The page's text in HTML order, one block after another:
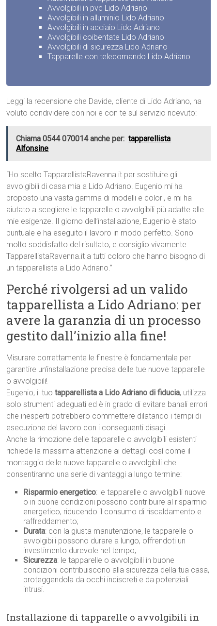
Avvolgibili in pvc Lido Adriano
Avvolgibili in alluminio Lido Adriano
Avvolgibili in acciaio Lido Adriano
Avvolgibili coibentate Lido Adriano
Avvolgibili di sicurezza Lido Adriano
Tapparelle con telecomando Lido Adriano
Leggi la recensione che Davide, cliente di Lido Adriano, ha
voluto condividere con noi e con te sul servizio ricevuto:
Chiama 0544 070014 anche per: tapparellista
Alfonsine
“Ho scelto TapparellistaRavenna.it per sostituire gli
avvolgibili di casa mia a Lido Adriano. Eugenio mi ha
proposto una vasta gamma di modelli e colori, e mi ha
aiutato a scegliere le tapparelle o avvolgibili più adatte alle
mie esigenze. Il giorno dell’installazione, Eugenio è stato
puntuale e ha eseguito il lavoro in modo perfetto. Sono
molto soddisfatto del risultato, e consiglio vivamente
TapparellistaRavenna.it a tutti coloro che hanno bisogno di
un tapparellista a Lido Adriano.”
Perché rivolgersi ad un valido
tapparellista a Lido Adriano: per
avere la garanzia di un processo
gestito dall’inizio alla fine!
Misurare correttamente le finestre è fondamentale per
garantire un’installazione precisa delle tue nuove tapparelle
o avvolgibili!
Eugenio, il tuotapparellista a Lido Adriano di fiducia, utilizza
solo strumenti adeguati ed è in grado di evitare banali errori
che inesperti potrebbero commettere dilatando i tempi di
esecuzione del lavoro con i conseguenti disagi.
Anche la rimozione delle tapparelle o avvolgibili esistenti
richiede la massima attenzione ai dettagli così come il
montaggio delle nuove tapparelle o avvolgibili che
consentiranno una serie di vantaggi a lungo termine:
Risparmio energetico: le tapparelle o avvolgibili nuove
o in buone condizioni possono contribuire al risparmio
energetico, riducendo il consumo di riscaldamento e
raffreddamento;
Durata: con la giusta manutenzione, le tapparelle o
avvolgibili possono durare a lungo, offrendoti un
investimento durevole nel tempo;
Sicurezza: le tapparelle o avvolgibili in buone
condizioni contribuiscono alla sicurezza della tua casa,
proteggendola da occhi indiscreti e da potenziali
intrusi.
Installazione di tapparelle o avvolgibili in